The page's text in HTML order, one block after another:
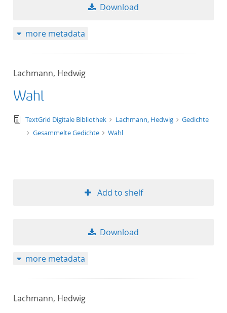
Download
more metadata
Lachmann, Hedwig
Wahl
text/tg.edition+tg.aggregation+xml
TextGrid Digitale Bibliothek Lachmann, Hedwig
Gedichte
Gesammelte Gedichte
Wahl
Add to shelf
Download
more metadata
Lachmann, Hedwig